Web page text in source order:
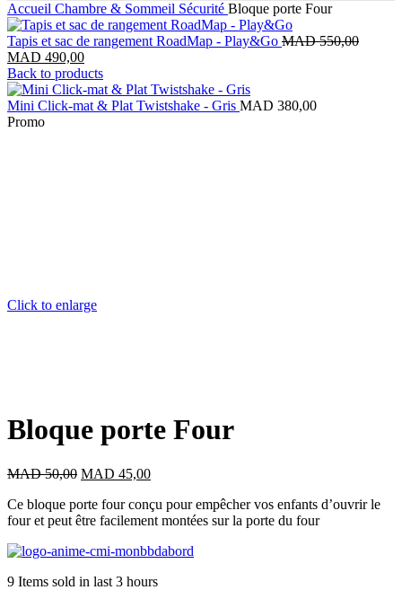
Accueil Chambre & Sommeil Sécurité Bloque porte Four
Tapis et sac de rangement RoadMap - Play&Go MAD550,00Le
MAD 490,00Le
prix
actuel
est :
Back to products
Mini Click-mat & Plat Twistshake - Gris MAD 380,00
Promo
Click to enlarge
Bloque porte Four
MAD50,00 Le
initial
était :
MAD 45,00Le
actuel
est :
Ce bloque porte four conçu pour empêcher vos enfants d’ouvrir le
four et peut être facilement montées sur la porte du four
9 Items sold in last 3 hours